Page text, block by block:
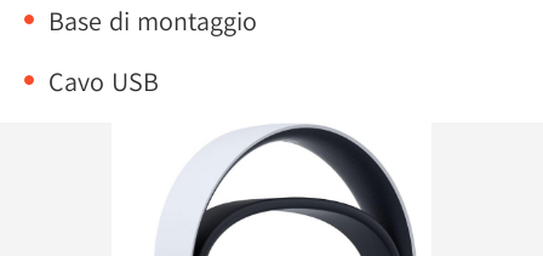
Base di montaggio
Cavo USB